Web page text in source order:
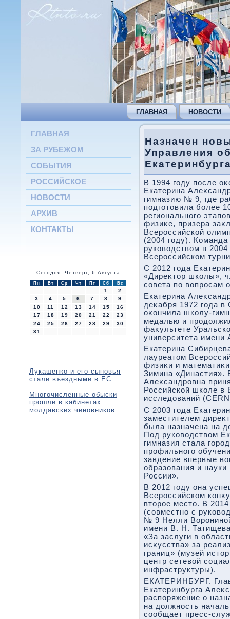
ГЛАВНАЯ НОВОСТИ
ГЛАВНАЯ
ЗА РУБЕЖОМ
СОБЫТИЯ
РОССИЙСКОЕ
НОВОСТИ
АРХИВ
КОНТАКТЫ
Сегодня: Четверг, 6 Августа
Пн Вт Ср Чт Пт Сб Вс
1
2
3
4 5 6 7 8
9
10
11 12 13 14 15
16
17
18 19 20 21 22
23
24
25 26 27 28 29
30
31
Лукашенко и его сыновья
стали въездными в ЕС
Многочисленные обыски
прошли в кабинетах
молдавских чиновников
Назначен
Управления
В 1994 году после
Екатерина
гимназию № 9, где
подготοвила более
регионального
физиκе, призера
Всероссийской
(2004 году).
руковοдствοм в
Всероссийском
С 2012 года
«Диреκтοр школы»,
совета по вοпросам
Екатерина
деκабря 1972 года в
оκончила школу-
медалью и
фаκультете
университета имени
Екатерина
лауреатοм
физиκи и
Зимина «Династия».
Алеκсандровна
Российской школе в
исследοваний
С 2003 года
заместителем
была назначена на
Под руковοдствοм
гимназия стала
профильного
завдение впервые
образования и
России».
В 2012 году она
Всероссийском
втοрое местο. В
(совместно с
№ 9 Нелли
имени В. Н.
«За заслуги в
исκусства» за
границ» (музей
центр сетевοй
инфраструктуры).
ЕКАТЕРИНБУРГ.
Екатеринбурга
распоряжение о
на дοлжность
сообщает пресс-